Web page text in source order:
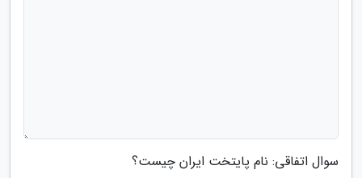
سوال اتفاقی: نام پایتخت ایران چیست؟